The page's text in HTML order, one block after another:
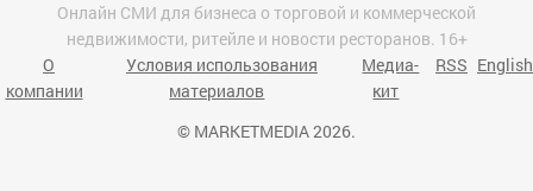
Онлайн СМИ для бизнеса о торговой и коммерческой
недвижимости, ритейле и новости ресторанов. 16+
О
компании
Условия использования
материалов
Медиа-
кит
RSS English
© MARKETMEDIA 2026.